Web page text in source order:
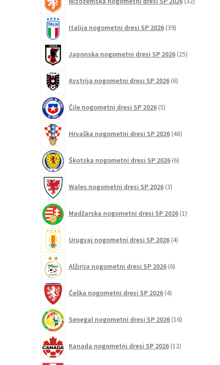
izdelkov
Italija nogometni dresi SP 2026 39izdelkov
Japonska nogometni dresi SP 2026 25izdelkov
Avstrija nogometni dresi SP 2026 6izdelkov
Čile nogometni dresi SP 2026 5izdelkov
Hrvaška nogometni dresi SP 2026 48izdelkov
Škotska nogometni dresi SP 2026 6izdelkov
Wales nogometni dresi SP 2026 3izdelki
Madžarska nogometni dresi SP 2026 1izdelek
Urugvaj nogometni dresi SP 2026 4izdelki
Alžirija nogometni dresi SP 2026 6izdelkov
Češka nogometni dresi SP 2026 4izdelki
Senegal nogometni dresi SP 2026 16izdelkov
Kanada nogometni dresi SP 2026 12izdelkov